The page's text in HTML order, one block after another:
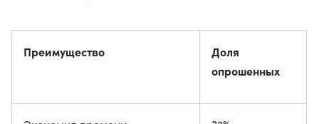
Преимущество
Доля
опрошенных